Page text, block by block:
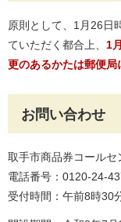
原則として、1月26日
ていただく都合上、 1
更のあるかたは郵便局
お問い合わせ
取手市商品券コールセ
電話番号：0120-24-
受付時間：午前8時30